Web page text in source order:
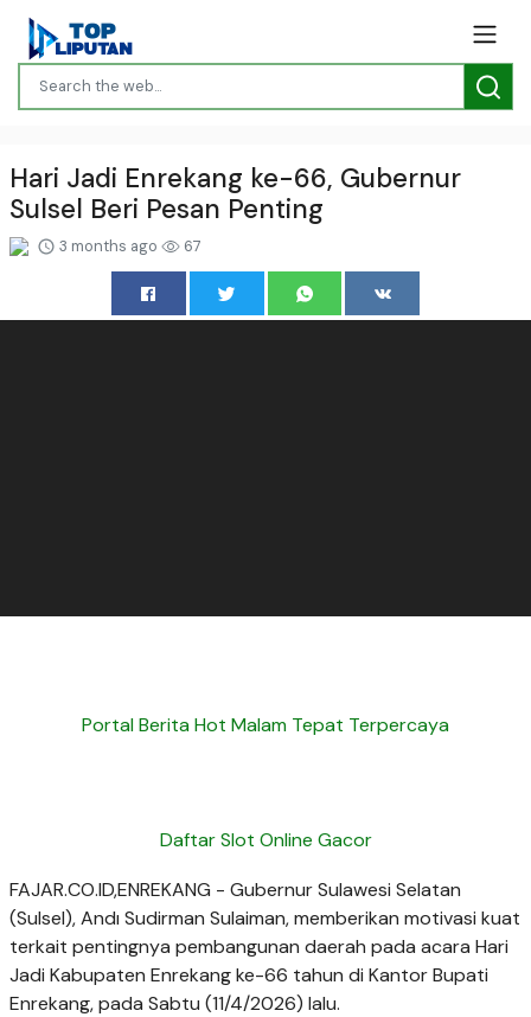
Hari Jadi Enrekang ke-66, Gubernur
Sulsel Beri Pesan Penting
3 months ago 67
Portal Berita Hot Malam Tepat Terpercaya
Daftar Slot Online Gacor
FAJAR.CO.ID,ENREKANG - Gubernur Sulawesi Selatan
(Sulsel), Andı Sudirman Sulaiman, memberikan motivasi kuat
terkait pentingnya pembangunan daerah pada acara Hari
Jadi Kabupaten Enrekang ke-66 tahun di Kantor Bupati
Enrekang, pada Sabtu (11/4/2026) lalu.